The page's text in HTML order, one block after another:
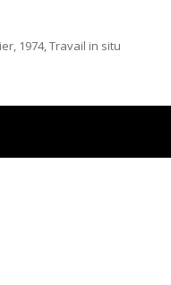
1974, Travail in situ